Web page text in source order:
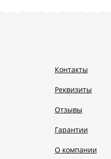
Контакты
Реквизиты
Отзывы
Гарантии
О компании